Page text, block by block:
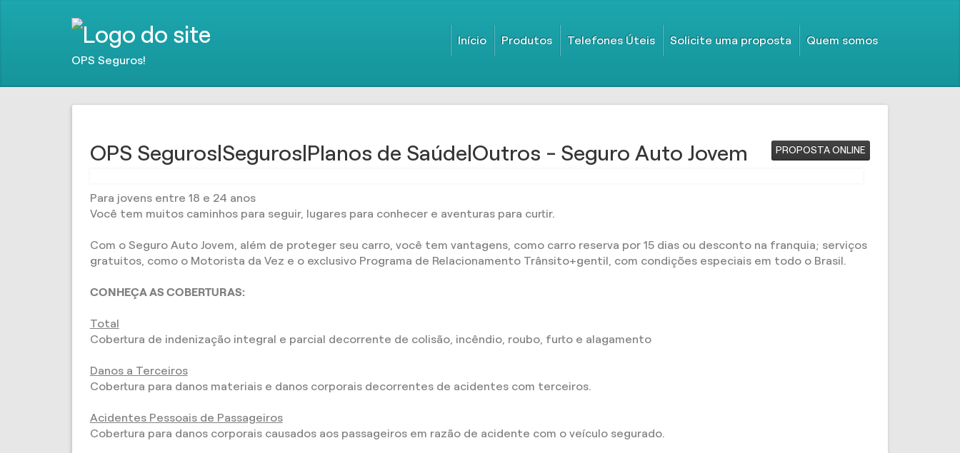
OPS Seguros!
Início Produtos Telefones Úteis Solicite uma proposta Quem somos
PROPOSTA ONLINE
OPS Seguros|Seguros|Planos de Saúde|Outros - Seguro Auto Jovem
Para jovens entre 18 e 24 anos
Você tem muitos caminhos para seguir, lugares para conhecer e aventuras para curtir.
Com o Seguro Auto Jovem, além de proteger seu carro, você tem vantagens, como carro reserva por 15 dias ou desconto na franquia; serviços
gratuitos, como o Motorista da Vez e o exclusivo Programa de Relacionamento Trânsito+gentil, com condições especiais em todo o Brasil.
CONHEÇA AS COBERTURAS:
Total
Cobertura de indenização integral e parcial decorrente de colisão, incêndio, roubo, furto e alagamento
Danos a Terceiros
Cobertura para danos materiais e danos corporais decorrentes de acidentes com terceiros.
Acidentes Pessoais de Passageiros
Cobertura para danos corporais causados aos passageiros em razão de acidente com o veículo segurado.